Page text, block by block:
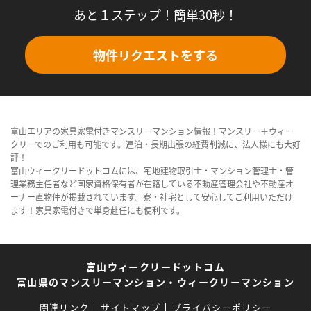
あと１ステップ！簡単30秒！
物件リクエストをする
富山エリアの家具家電付きマンスリーマンション情報！マンスリー＋ウィー
クリーでのご利用も可能です。連泊・長期出張の経費削減に、法人様にも大好
評！
富山ウィークリードットコムには、宅地建物取引士・マンション管理士・管
理業務主任者など国家資格保有者が在籍している不動産管理会社や不動産オ
ーナー直物件が掲載されています。寮・社宅として安心してご利用いただけ
ます！家具家電付きで単身赴任にも便利です。
富山ウィークリードットコム
富山県のマンスリーマンション・ウィークリーマンション
関連リンク サイトマップ プライバシーポリシー